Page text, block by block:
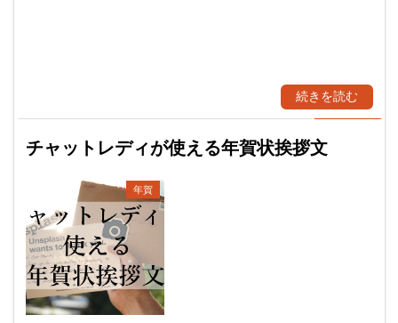
続きを読む
チャットレディが使える年賀状挨拶文
年賀